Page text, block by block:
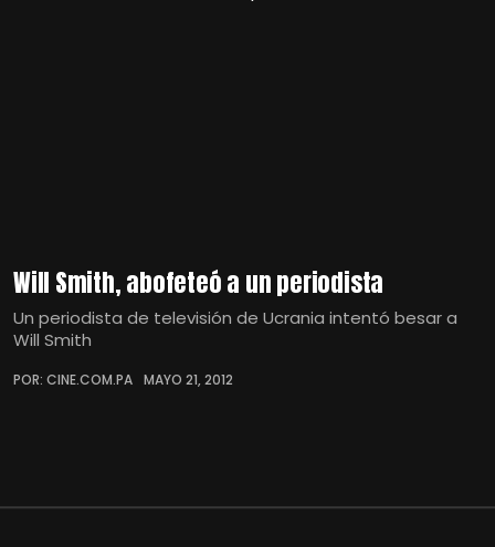
Will Smith, abofeteó a un periodista
Un periodista de televisión de Ucrania intentó besar a
Will Smith
POR: CINE.COM.PA MAYO 21, 2012